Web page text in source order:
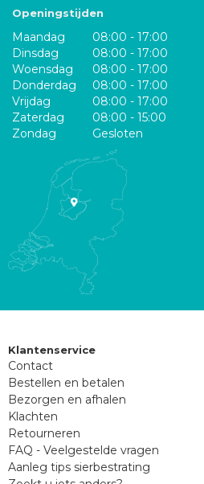
Openingstijden
Maandag
08:00 - 17:00
Dinsdag
08:00 - 17:00
Woensdag
08:00 - 17:00
Donderdag
08:00 - 17:00
Vrijdag
08:00 - 17:00
Zaterdag
08:00 - 15:00
Zondag
Gesloten
Klantenservice
Contact
Bestellen en betalen
Bezorgen en afhalen
Klachten
Retourneren
FAQ - Veelgestelde vragen
Aanleg tips sierbestrating